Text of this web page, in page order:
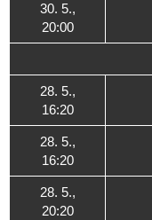
30. 5.,
20:00
28. 5.,
16:20
28. 5.,
16:20
28. 5.,
20:20